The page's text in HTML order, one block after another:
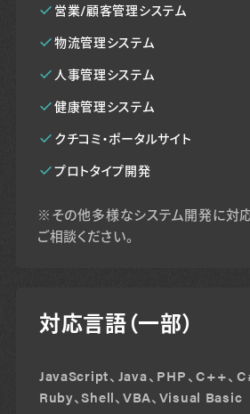
営業/顧客管理システム
物流管理システム
人事管理システム
健康管理システム
クチコミ・ポータルサイト
プロトタイプ開発
※その他多様なシステム開発に対応
ご相談ください。
対応言語（一部）
JavaScript、Java、PHP、C++、
Ruby、Shell、VBA、Visual Basic